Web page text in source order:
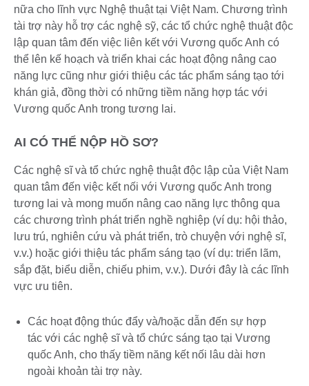
nữa cho lĩnh vực Nghệ thuật tại Việt Nam. Chương trình
tài trợ này hỗ trợ các nghệ sỹ, các tổ chức nghệ thuật độc
lập quan tâm đến việc liên kết với Vương quốc Anh có
thể lên kế hoạch và triển khai các hoạt động nâng cao
năng lực cũng như giới thiệu các tác phẩm sáng tạo tới
khán giả, đồng thời có những tiềm năng hợp tác với
Vương quốc Anh trong tương lai.
AI CÓ THỂ NỘP HỒ SƠ?
Các nghệ sĩ và tổ chức nghệ thuật độc lập của Việt Nam
quan tâm đến việc kết nối với Vương quốc Anh trong
tương lai và mong muốn nâng cao năng lực thông qua
các chương trình phát triển nghề nghiệp (ví dụ: hội thảo,
lưu trú, nghiên cứu và phát triển, trò chuyện với nghệ sĩ,
v.v.) hoặc giới thiệu tác phẩm sáng tạo (ví dụ: triển lãm,
sắp đặt, biểu diễn, chiếu phim, v.v.). Dưới đây là các lĩnh
vực ưu tiên.
Các hoạt động thúc đẩy và/hoặc dẫn đến sự hợp
tác với các nghệ sĩ và tổ chức sáng tạo tại Vương
quốc Anh, cho thấy tiềm năng kết nối lâu dài hơn
ngoài khoản tài trợ này.